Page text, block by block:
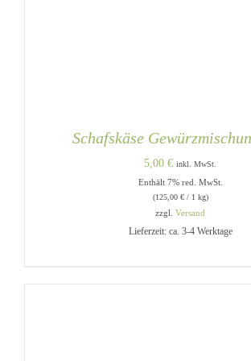
Schafskäse
5,00 € inkl. MwSt.
Enthält 7% red. MwSt.
(125,00 €/ 1 kg)
zzgl. Versand
Lieferzeit: ca. 3-4 Werktage